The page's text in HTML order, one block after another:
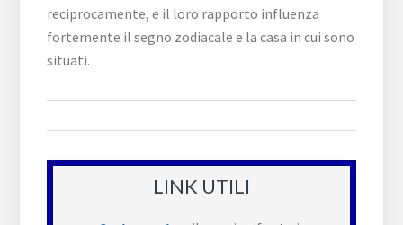
reciprocamente, e il loro rapporto influenza
fortemente il segno zodiacale e la casa in cui sono
situati.
LINK UTILI